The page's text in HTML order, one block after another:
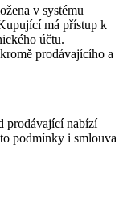
v systému
má přístup k
účtu.
prodávajícího a
prodávající nabízí
podmínky i smlouva